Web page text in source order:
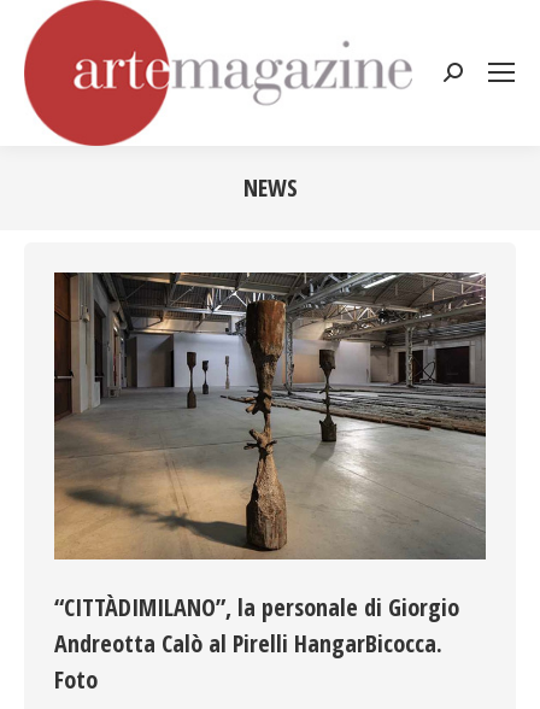
Cerca:
NEWS
“CITTÀDIMILANO”, la personale di Giorgio
Andreotta Calò al Pirelli HangarBicocca.
Foto